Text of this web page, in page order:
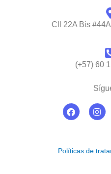
Cll 22A Bis
(+57) 60
F
a
o
I
n
g
Políticas de